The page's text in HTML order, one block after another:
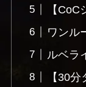
【
ワンル
ルベラ
【30